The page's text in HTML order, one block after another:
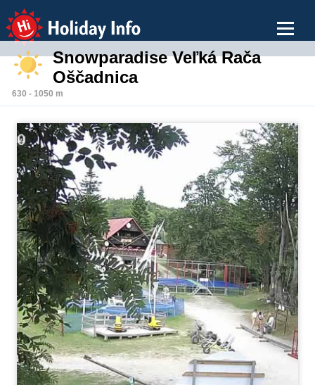
Holiday Info
Snowparadise Veľká Rača
Oščadnica
630 - 1050 m